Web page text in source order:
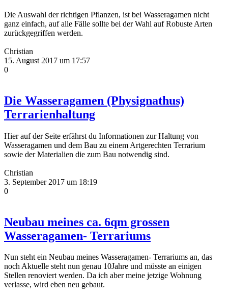
Die Auswahl der richtigen Pflanzen, ist bei Wasseragamen nicht
ganz einfach, auf alle Fälle sollte bei der Wahl auf Robuste Arten
zurückgegriffen werden.
Christian
15. August 2017 um 17:57
0
Die Wasseragamen (Physignathus)
Terrarienhaltung
Hier auf der Seite erfährst du Informationen zur Haltung von
Wasseragamen und dem Bau zu einem Artgerechten Terrarium
sowie der Materialien die zum Bau notwendig sind.
Christian
3. September 2017 um 18:19
0
Neubau meines ca. 6qm grossen
Wasseragamen- Terrariums
Nun steht ein Neubau meines Wasseragamen- Terrariums an, das
noch Aktuelle steht nun genau 10Jahre und müsste an einigen
Stellen renoviert werden. Da ich aber meine jetzige Wohnung
verlasse, wird eben neu gebaut.